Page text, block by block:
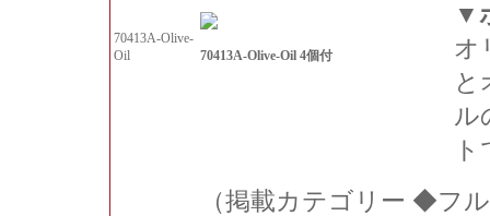
70413A-Olive-
Oil
70413A-Olive-Oil 4個付
▼
オ
と
ル
（掲載カテゴリー ◆フ